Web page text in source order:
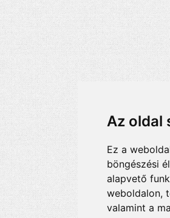
Az oldal
Ez a
böngészési
alapvető
weboldalon,
valamint a